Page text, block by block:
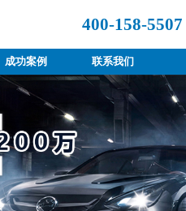
400-158-5507
成功案例 联系我们